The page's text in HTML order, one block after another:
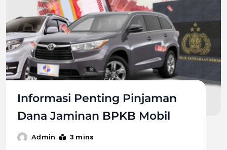
Informasi Penting Pinjaman
Dana Jaminan BPKB Mobil
Admin 3 mins